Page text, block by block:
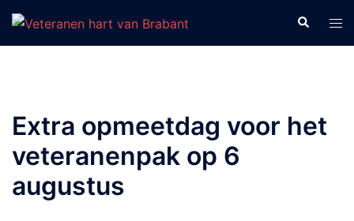
Ga
naar
de
Zoeken
Extra opmeetdag voor het
veteranenpak op 6
augustus